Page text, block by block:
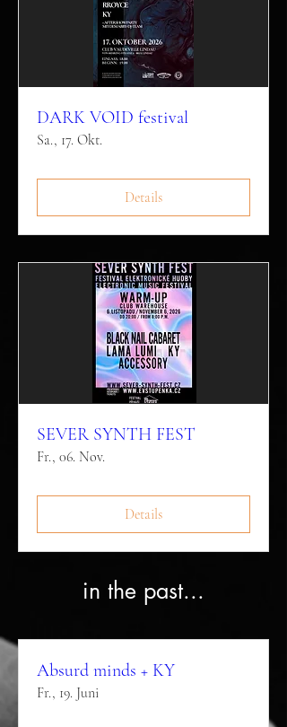
DARK VOID festival
Sa., 17. Okt.
Details
SEVER SYNTH FEST
Fr., 06. Nov.
Details
in the past...
Absurd minds + KY
Fr., 19. Juni